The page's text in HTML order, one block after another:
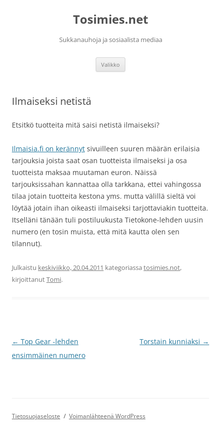
Tosimies.net
Sukkanauhoja ja sosiaalista mediaa
Valikko
Ilmaiseksi netistä
Etsitkö tuotteita mitä saisi netistä ilmaiseksi?
Ilmaisia.fi on kerännyt sivuilleen suuren määrän erilaisia
tarjouksia joista saat osan tuotteista ilmaiseksi ja osa
tuotteista maksaa muutaman euron. Näissä
tarjouksissahan kannattaa olla tarkkana, ettei vahingossa
tilaa jotain tuotteita kestona yms. mutta välillä sieltä voi
löytää jotain ihan oikeasti ilmaiseksi tarjottaviakin tuotteita.
Itselläni tänään tuli postiluukusta Tietokone-lehden uusin
numero (en tosin muista, että mitä kautta olen sen
tilannut).
Julkaistu keskiviikko, 20.04.2011 kategoriassa tosimies.not,
kirjoittanutTomi.
Artikkelien
selaus
← Top Gear -lehden
ensimmäinen numero
Torstain kunniaksi →
Tietosuojaseloste Voimanlähteenä WordPress